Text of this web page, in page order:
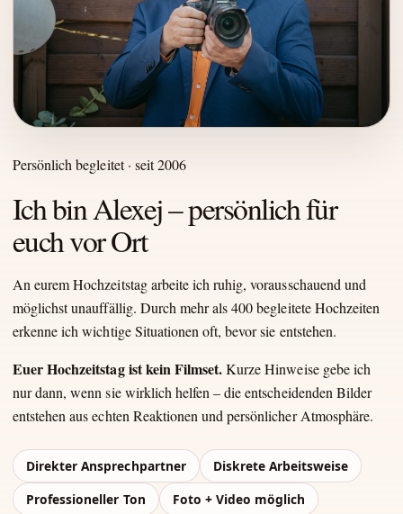
Persönlich begleitet · seit 2006
Ich bin Alexej – persönlich für
euch vor Ort
An eurem Hochzeitstag arbeite ich ruhig, vorausschauend und
möglichst unauffällig. Durch mehr als 400 begleitete Hochzeiten
erkenne ich wichtige Situationen oft, bevor sie entstehen.
Euer Hochzeitstag ist kein Filmset.Kurze Hinweise gebe ich
nur dann, wenn sie wirklich helfen – die entscheidenden Bilder
entstehen aus echten Reaktionen und persönlicher Atmosphäre.
Direkter Ansprechpartner
Diskrete Arbeitsweise
Professioneller Ton
Foto + Video möglich